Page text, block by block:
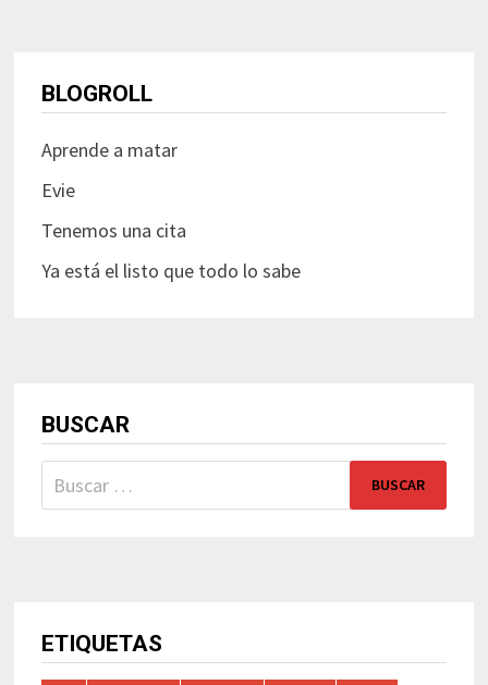
BLOGROLL
Aprende a matar
Evie
Tenemos una cita
Ya está el listo que todo lo sabe
BUSCAR
Buscar:
ETIQUETAS